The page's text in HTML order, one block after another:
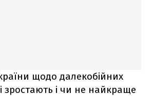
щодо далекобійних
зростають і чи не найкраще